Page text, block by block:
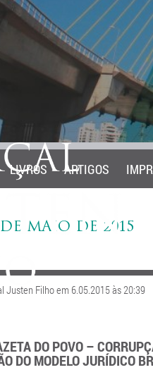
LIVROS ARTIGOS
MAIO DE 2015
Justen Filho em 6.05.2015 às 20:39
DO POVO –
DO MODELO JURÍDICO